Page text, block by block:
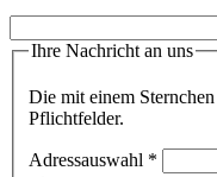
Ihre Nachricht an uns
Die mit einem
Pflichtfelder.
Adressauswahl *